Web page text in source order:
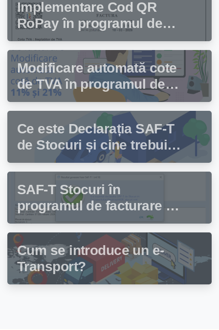
Implementare Cod QR
RoPay în programul de
facturare Facturis
Modificare automată cote
de TVA în programul de
facturare Facturis
Ce este Declarația SAF-T
de Stocuri și cine trebuie
să depună această
declarație?
SAF-T Stocuri în
programul de facturare și
gestiune stocuri Facturis
Cum se introduce un e-
Transport?